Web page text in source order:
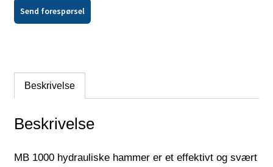
Send forespørsel
Beskrivelse
Beskrivelse
MB 1000 hydrauliske hammer er et effektivt og svært